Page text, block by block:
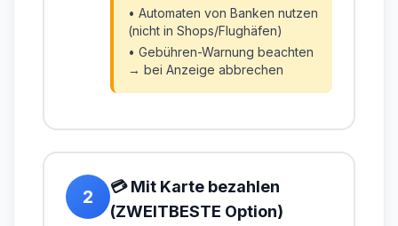
• Automaten von Banken nutzen
(nicht in Shops/Flughäfen)
• Gebühren-Warnung beachten
→ bei Anzeige abbrechen
2
💳 Mit Karte bezahlen
(ZWEITBESTE Option)